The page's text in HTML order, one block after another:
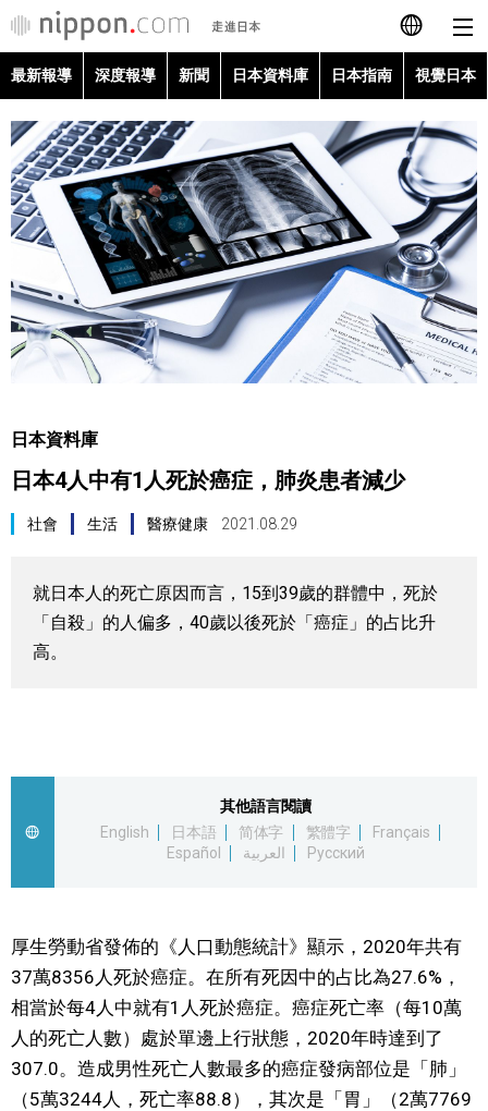
日本語
English
Français
العربية
最新報導
深度報導
新聞
視覺日本
臺灣香港
更多
政治外交
社會
財經
文化
科學技術
最新報導 深度報導 新聞 日本資料庫 日本指南 視覺日本
日本資料庫
日本4人中有1人死於癌症，肺炎患者減少
社會 生活 醫療健康 2021.08.29
就日本人的死亡原因而言，15到39歲的群體中，死於
「自殺」的人偏多，40歲以後死於「癌症」的占比升
高。
其他語言閱讀
English
日本語 简体字 繁體字
Français
Español
العربية Русский
厚生勞動省發佈的《人口動態統計》顯示，2020年共有
37萬8356人死於癌症。在所有死因中的占比為27.6%，
相當於每4人中就有1人死於癌症。癌症死亡率（每10萬
人的死亡人數）處於單邊上行狀態，2020年時達到了
307.0。造成男性死亡人數最多的癌症發病部位是「肺」
（5萬3244人，死亡率88.8），其次是「胃」（2萬7769